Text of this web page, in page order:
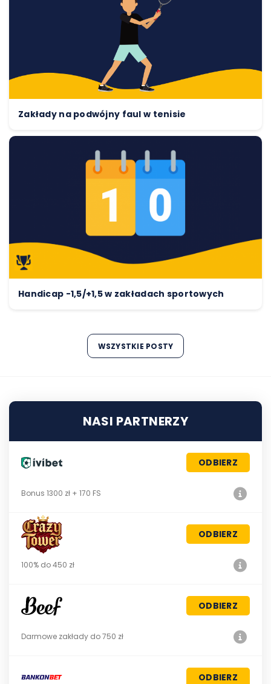
Zakłady na podwójny faul w tenisie
Handicap -1,5/+1,5 w zakładach sportowych
WSZYSTKIE POSTY
NASI PARTNERZY
ODBIERZ
Bonus 1300 zł + 170 FS
ODBIERZ
100% do 450 zł
ODBIERZ
Darmowe zakłady do 750 zł
ODBIERZ